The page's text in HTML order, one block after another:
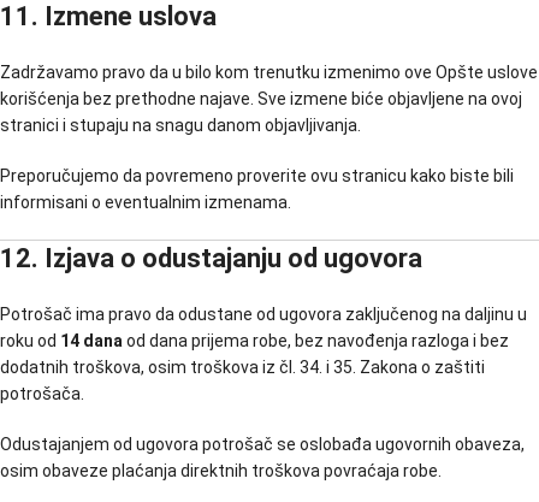
11. Izmene uslova
Zadržavamo pravo da u bilo kom trenutku izmenimo ove Opšte uslove
korišćenja bez prethodne najave. Sve izmene biće objavljene na ovoj
stranici i stupaju na snagu danom objavljivanja.
Preporučujemo da povremeno proverite ovu stranicu kako biste bili
informisani o eventualnim izmenama.
12. Izjava o odustajanju od ugovora
Potrošač ima pravo da odustane od ugovora zaključenog na daljinu u
roku od 14 dana od dana prijema robe, bez navođenja razloga i bez
dodatnih troškova, osim troškova iz čl. 34. i 35. Zakona o zaštiti
potrošača.
Odustajanjem od ugovora potrošač se oslobađa ugovornih obaveza,
osim obaveze plaćanja direktnih troškova povraćaja robe.